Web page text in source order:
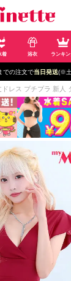
着 浴衣 ランキン
での注文で当日発送(※
ドレス プチプラ 新人